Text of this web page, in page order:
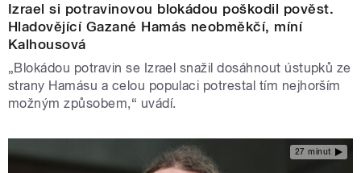
Izrael si potravinovou blokádou poškodil pověst.
Hladovějící Gazané Hamás neobměkčí, míní
Kalhousová
„Blokádou potravin se Izrael snažil dosáhnout ústupků ze
strany Hamásu a celou populaci potrestal tím nejhorším
možným způsobem,“ uvádí.
27 minut